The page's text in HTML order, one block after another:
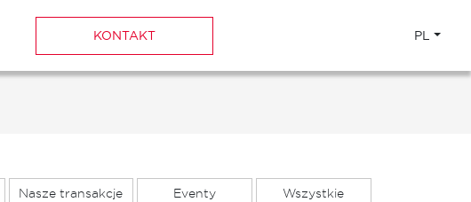
KONTAKT PL
Nasze transakcje Eventy Wszystkie